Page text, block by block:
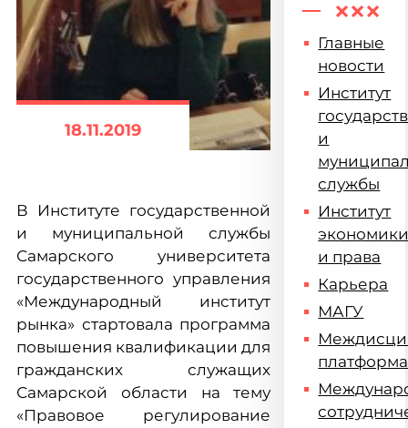
18.11.2019
В Институте государственной
и муниципальной службы
Самарского университета
государственного управления
«Международный институт
рынка» стартовала программа
повышения квалификации для
гражданских служащих
Самарской области на тему
«Правовое регулирование
Главные
новости
Институт
и
службы
Институт
и права
Карьера
МАГУ
платформа